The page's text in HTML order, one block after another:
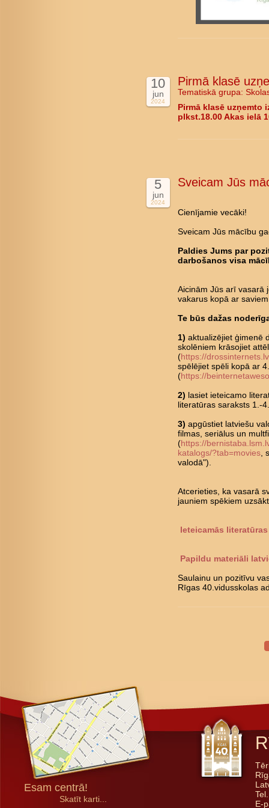
10
jun
2024
Pirmā klasē
Tematiskā grupa:
Pirmā klasē
plkst.18.00 Akas ielā
5
jun
2024
Sveicam Jūs
Cienījamie vecāki!
Sveicam Jūs mācību
Paldies Jums par
darbošanos visa
Aicinām Jūs arī vasarā
vakarus kopā ar
Te būs dažas
1) aktualizējiet ģimenē
skolēniem krāsojiet
(https://
spēlējiet spēli kopā ar
(https://
2) lasiet ieteicamo
literatūras saraksts 1.-
3) apgūstiet latviešu
filmas, seriālus un
(https://
katalogs/?tab=movies,
valodā").
Atcerieties, ka vasarā
jauniem spēkiem
Ieteicamās
Papildu materiāli
Saulainu un pozitīvu
Rīgas 40.vidusskolas
Esam centrā!
Skatīt karti...
E-